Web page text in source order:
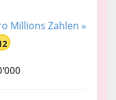
Millions Zahlen »